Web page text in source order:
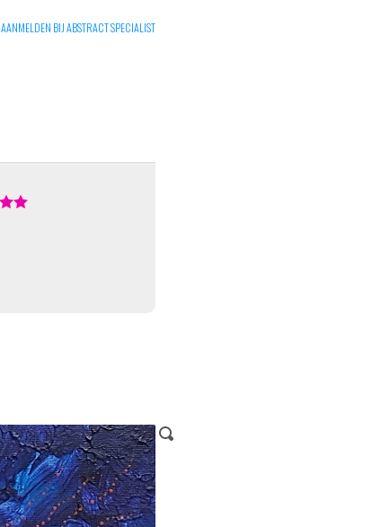
AANMELDEN BIJ ABSTRACT SPECIALIST